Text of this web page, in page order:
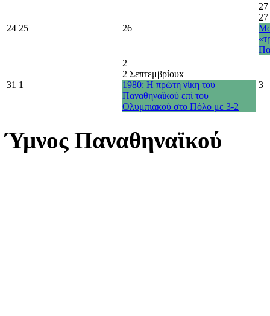
24 25 26
27
31 1
2
2 Σεπτεμβρίουx
1980: Η πρώτη νίκη του
Παναθηναϊκού επί του
Ολυμπιακού στο Πόλο με 3-2
3
Ύμνος Παναθηναϊκού